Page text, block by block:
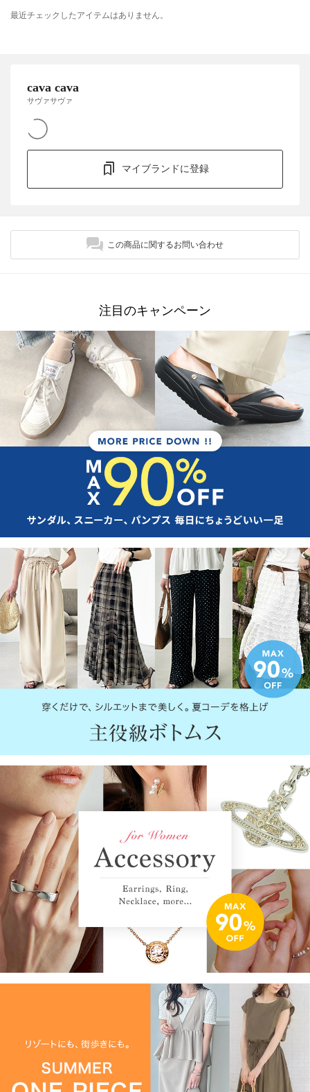
最近チェックしたアイテムはありません。
cava cava
サヴァサヴァ
マイブランドに登録
この商品に関するお問い合わせ
注目のキャンペーン